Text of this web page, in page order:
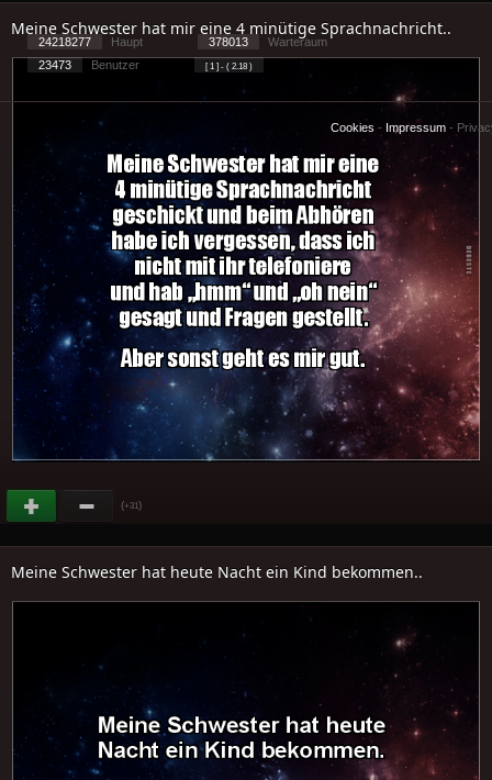
Meine Schwester hat mir eine 4 minütige Sprachnachricht..
(+31)
Meine Schwester hat heute Nacht ein Kind bekommen..
24218277 Haupt 378013
Warteraum
23473
Benutzer [ 1 ] - ( 2.18 )
Cookies - Impressum -